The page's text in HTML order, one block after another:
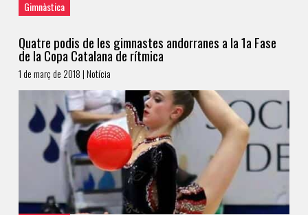
Gimnàstica
Quatre podis de les gimnastes andorranes a la 1a Fase
de la Copa Catalana de rítmica
1 de març de 2018 | Notícia